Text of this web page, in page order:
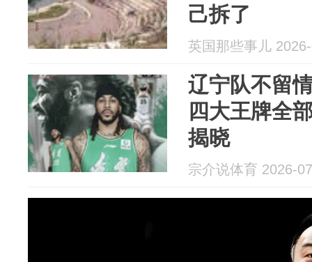
己拆了
英国那些事儿
辽宁队不留
四大王牌全
揭晓
宗介说体育 2026-